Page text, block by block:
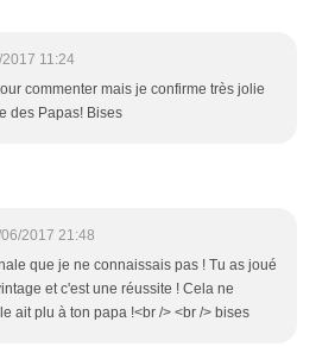
11:24
commenter mais je confirme très jolie
des Papas! Bises
2017 21:48
que je ne connaissais pas ! Tu as joué
et c'est une réussite ! Cela ne
ait plu à ton papa !<br /> <br /> bises